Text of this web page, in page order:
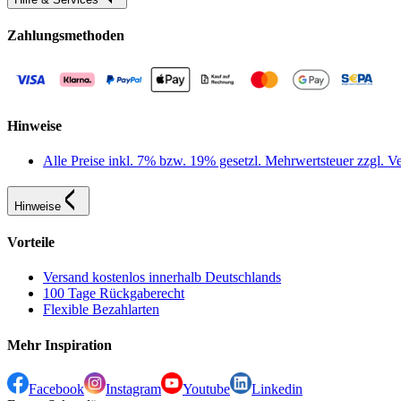
Zahlungsmethoden
Hinweise
Alle Preise inkl. 7% bzw. 19% gesetzl. Mehrwertsteuer zzgl.
Hinweise
Vorteile
Versand kostenlos innerhalb Deutschlands
100 Tage Rückgaberecht
Flexible Bezahlarten
Mehr Inspiration
Facebook Instagram Youtube
Linkedin